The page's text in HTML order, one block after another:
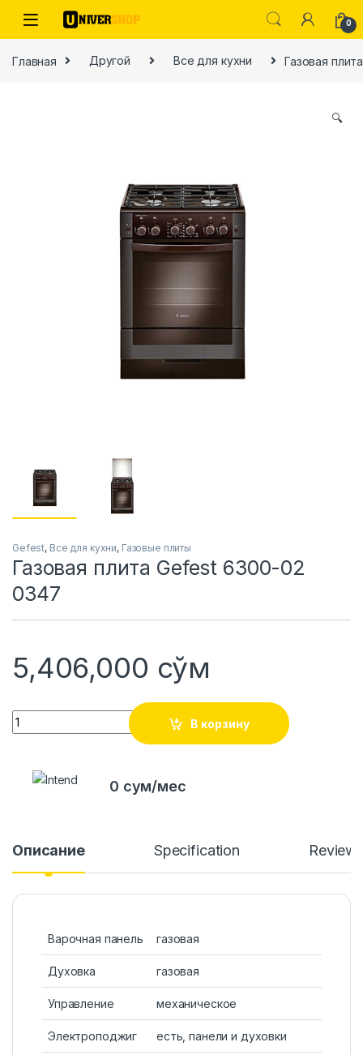
Skip to navigation
Skip to content
0
Главная Другой Все для кухни Газовая
🔍
Gefest, Все для кухни, Газовые плиты
Газовая плита Gefest 6300-02
0347
5,406,000 сўм
Quantity
В корзину
0 сум/мес
Описание Specification
Варочная панель газовая
Духовка газовая
Управление механическое
Электроподжиг есть, панели и духовки